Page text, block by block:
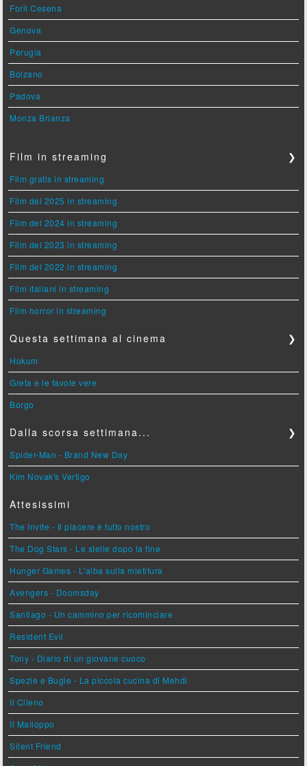
Forlì Cesena
Genova
Perugia
Bolzano
Padova
Monza Brianza
Film in streaming ❯
Film gratis in streaming
Film del 2025 in streaming
Film del 2024 in streaming
Film del 2023 in streaming
Film del 2022 in streaming
Film italiani in streaming
Film horror in streaming
Questa settimana al cinema ❯
Hokum
Greta e le favole vere
Borgo
Dalla scorsa settimana... ❯
Spider-Man - Brand New Day
Kim Novak's Vertigo
Attesissimi
The Invite - Il piacere è tutto nostro
The Dog Stars - Le stelle dopo la fine
Hunger Games - L'alba sulla mietitura
Avengers - Doomsday
Santiago - Un cammino per ricominciare
Resident Evil
Tony - Diario di un giovane cuoco
Spezie e Bugie - La piccola cucina di Mehdi
Il Cileno
Il Malloppo
Silent Friend